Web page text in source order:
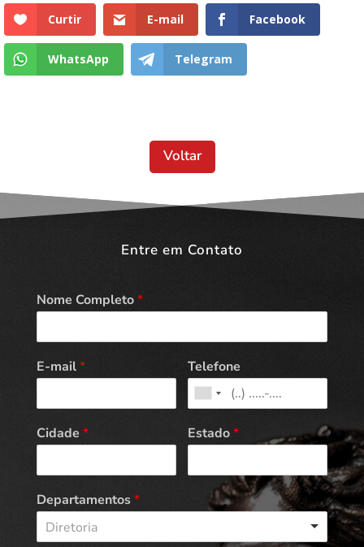
Curtir E-mail Facebook
WhatsApp Telegram
Voltar
Entre em Contato
Nome Completo*
E-mail* Telefone
Cidade * Estado*
Departamentos*
Diretoria